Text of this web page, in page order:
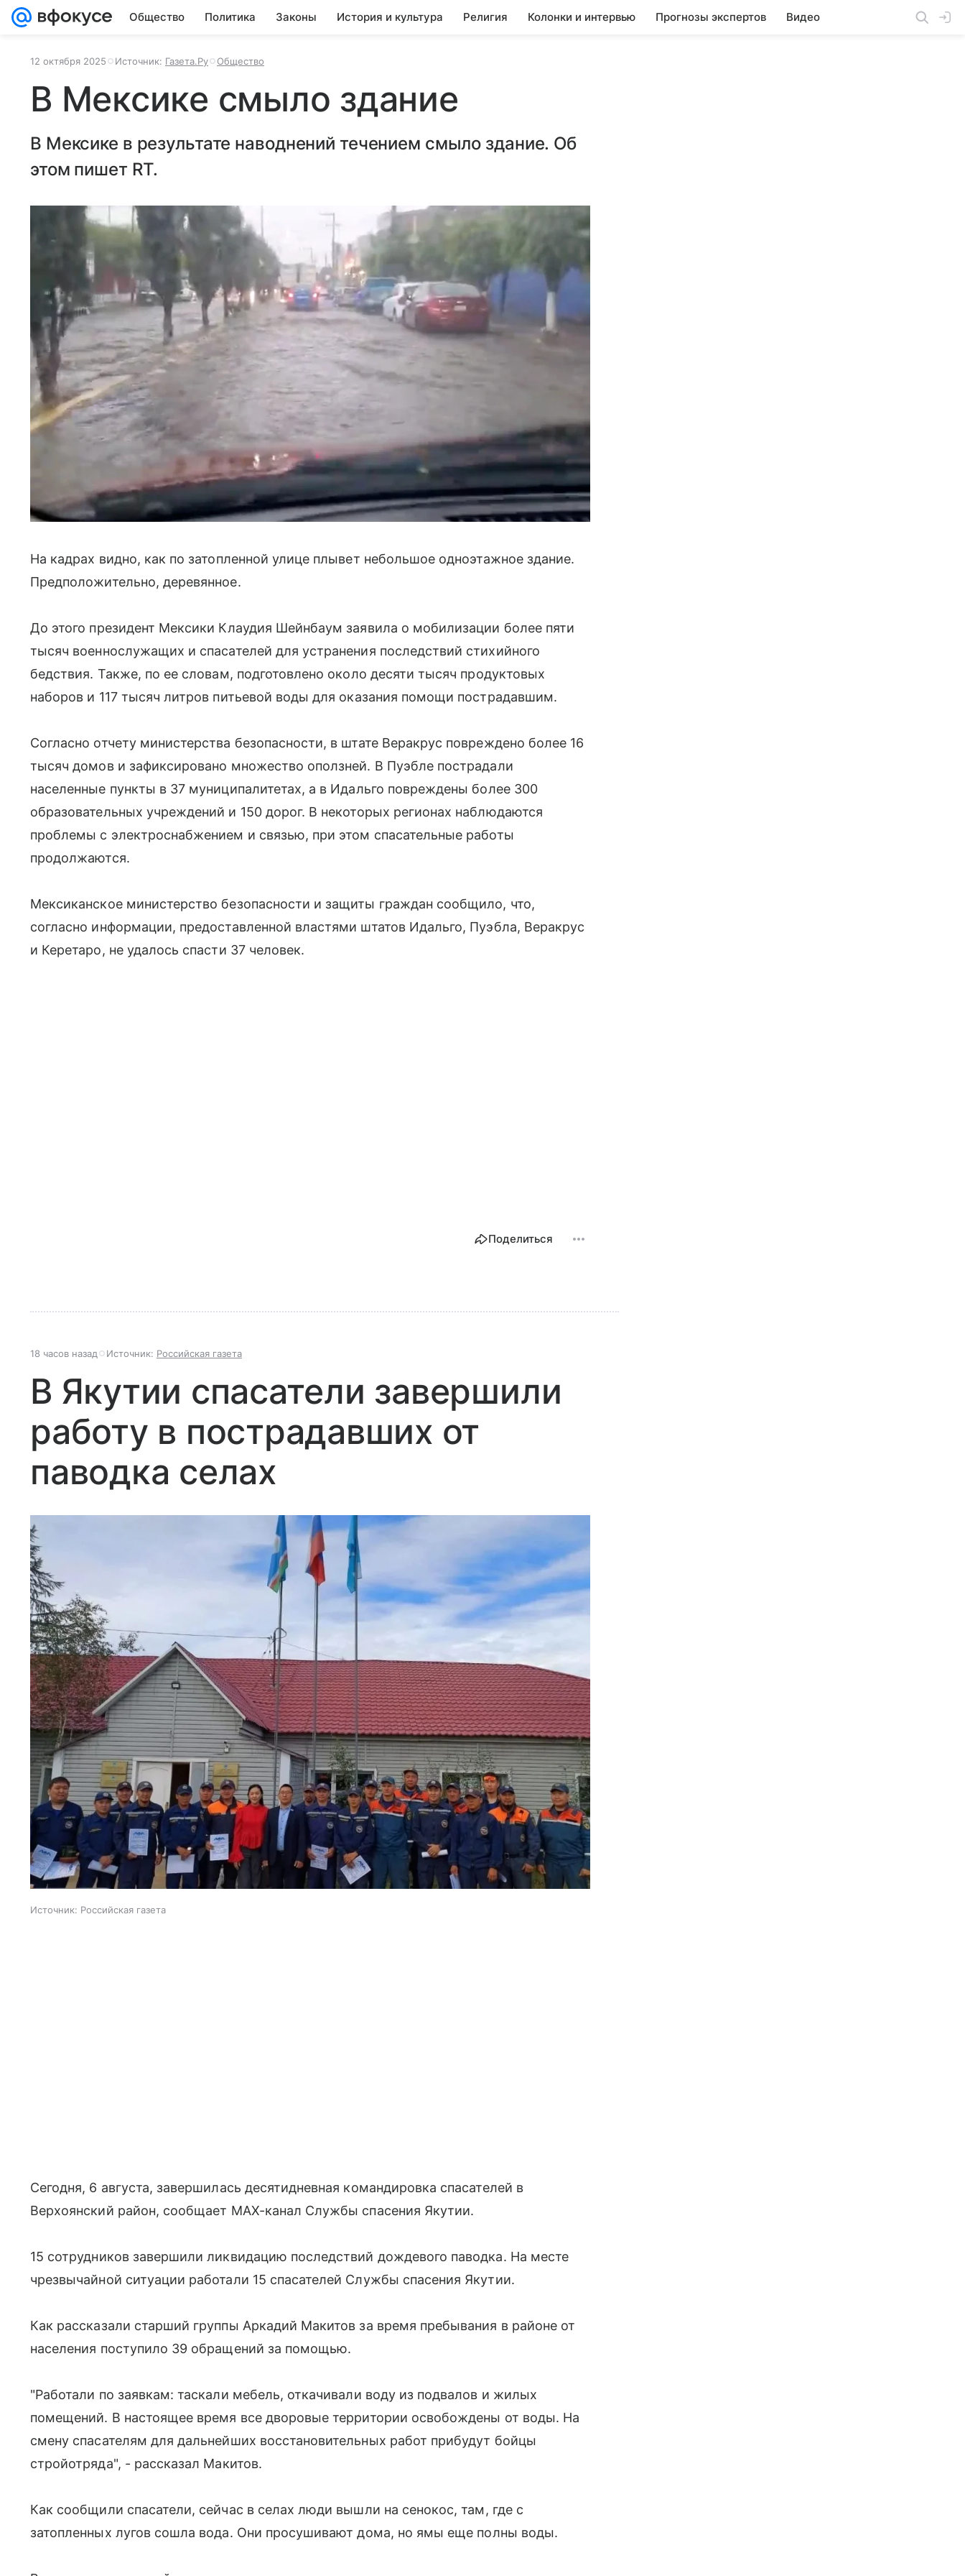
Общество Политика Законы История и культура Религия Колонки и интервью Прогнозы экспертов Видео
12 октября 2025 Источник: Газета.Ру Общество
В Мексике смыло здание
В Мексике в результате наводнений течением смыло здание. Об
этом пишет RT.
На кадрах видно, как по затопленной улице плывет небольшое одноэтажное здание.
Предположительно, деревянное.
До этого президент Мексики Клаудия Шейнбаум заявила о мобилизации более пяти
тысяч военнослужащих и спасателей для устранения последствий стихийного
бедствия. Также, по ее словам, подготовлено около десяти тысяч продуктовых
наборов и 117 тысяч литров питьевой воды для оказания помощи пострадавшим.
Согласно отчету министерства безопасности, в штате Веракрус повреждено более 16
тысяч домов и зафиксировано множество оползней. В Пуэбле пострадали
населенные пункты в 37 муниципалитетах, а в Идальго повреждены более 300
образовательных учреждений и 150 дорог. В некоторых регионах наблюдаются
проблемы с электроснабжением и связью, при этом спасательные работы
продолжаются.
Мексиканское министерство безопасности и защиты граждан сообщило, что,
согласно информации, предоставленной властями штатов Идальго, Пуэбла, Веракрус
и Керетаро, не удалось спасти 37 человек.
Поделиться
18 часов назад Источник: Российская газета
В Якутии спасатели завершили
работу в пострадавших от
паводка селах
Источник: Российская газета
Сегодня, 6 августа, завершилась десятидневная командировка спасателей в
Верхоянский район, сообщает МАХ-канал Службы спасения Якутии.
15 сотрудников завершили ликвидацию последствий дождевого паводка. На месте
чрезвычайной ситуации работали 15 спасателей Службы спасения Якутии.
Как рассказали старший группы Аркадий Макитов за время пребывания в районе от
населения поступило 39 обращений за помощью.
"Работали по заявкам: таскали мебель, откачивали воду из подвалов и жилых
помещений. В настоящее время все дворовые территории освобождены от воды. На
смену спасателям для дальнейших восстановительных работ прибудут бойцы
стройотряда", - рассказал Макитов.
Как сообщили спасатели, сейчас в селах люди вышли на сенокос, там, где с
затопленных лугов сошла вода. Они просушивают дома, но ямы еще полны воды.